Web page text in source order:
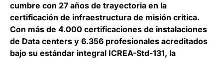
cumbre con 27 años de trayectoria en la
certificación de infraestructura de misión crítica.
Con más de 4.000 certificaciones de instalaciones
de Data centers y 6.356 profesionales acreditados
bajo su estándar integral ICREA-Std-131, la